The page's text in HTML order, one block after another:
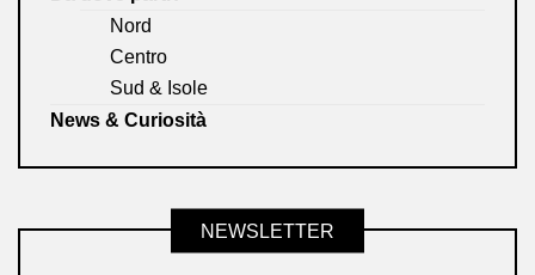
Nord
Centro
Sud & Isole
News & Curiosità
NEWSLETTER